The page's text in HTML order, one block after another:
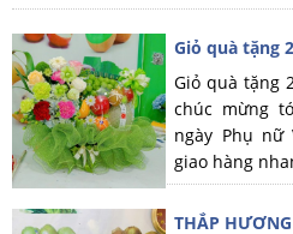
Giỏ quà tặng
Giỏ quà tặng
chúc mừng
ngày Phụ nữ
giao hàng
THẮP